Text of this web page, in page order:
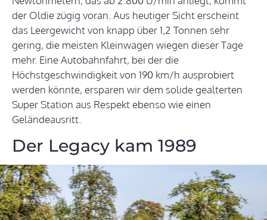
der Oldie zügig voran. Aus heutiger Sicht erscheint
das Leergewicht von knapp über 1,2 Tonnen sehr
gering, die meisten Kleinwagen wiegen dieser Tage
mehr. Eine Autobahnfahrt, bei der die
Höchstgeschwindigkeit von 190 km/h ausprobiert
werden könnte, ersparen wir dem solide gealterten
Super Station aus Respekt ebenso wie einen
Geländeausritt.
Der Legacy kam 1989